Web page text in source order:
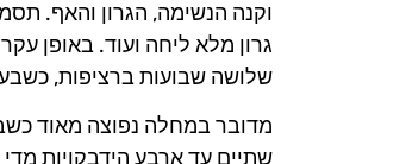
וקנה הנשימה, הגרון והאף.
גרון מלא ליחה ועוד. באופן
שלושה שבועות ברציפות,
מדובר במחלה נפוצה מאוד
שתיים עד ארבע הידבקויות